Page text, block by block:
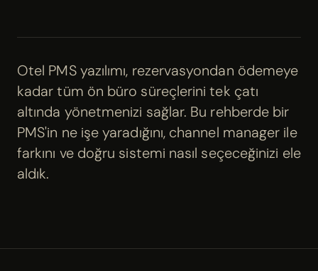
Otel PMS yazılımı, rezervasyondan ödemeye
kadar tüm ön büro süreçlerini tek çatı
altında yönetmenizi sağlar. Bu rehberde bir
PMS'in ne işe yaradığını, channel manager ile
farkını ve doğru sistemi nasıl seçeceğinizi ele
aldık.